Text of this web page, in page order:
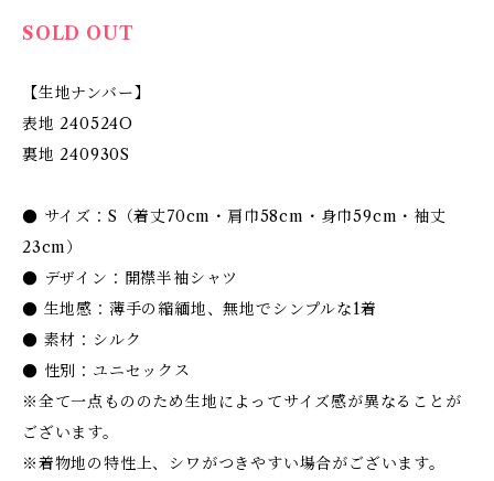
SOLD OUT
【生地ナンバー】
表地 240524O
裏地 240930S
● サイズ：S（着丈70cm・肩巾58cm・身巾59cm・袖丈
23cm）
● デザイン：開襟半袖シャツ
● 生地感：薄手の縮緬地、無地でシンプルな1着
● 素材：シルク
● 性別：ユニセックス
※全て一点もののため生地によってサイズ感が異なることが
ございます。
※着物地の特性上、シワがつきやすい場合がございます。